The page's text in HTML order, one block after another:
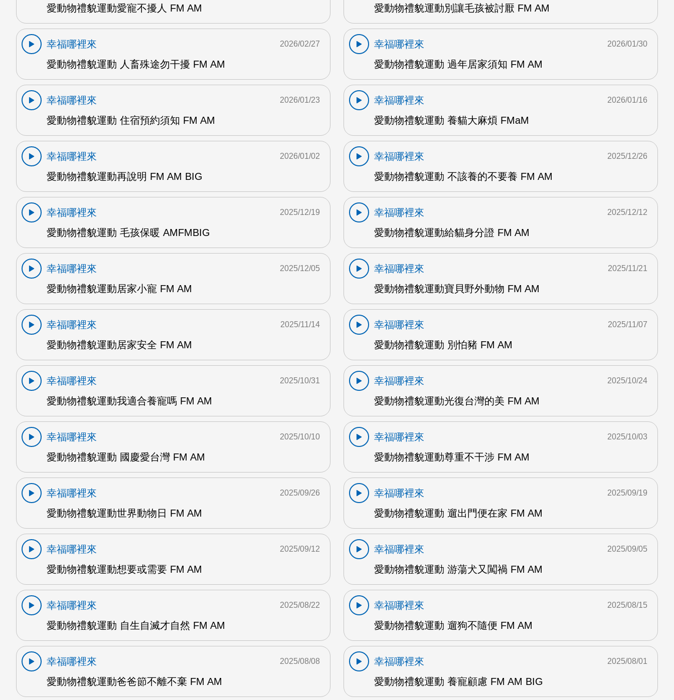
愛動物禮貌運動愛寵不擾人 FM AM
愛動物禮貌運動別讓毛孩被討厭 FM AM
幸福哪裡來
愛動物禮貌運動 人畜殊途勿干擾 FM AM
2026/02/27
幸福哪裡來
愛動物禮貌運動 過年居家須知 FM AM
2026/01/30
幸福哪裡來
愛動物禮貌運動 住宿預約須知 FM AM
2026/01/23
幸福哪裡來
愛動物禮貌運動 養貓大麻煩 FMaM
2026/01/16
幸福哪裡來
愛動物禮貌運動再說明 FM AM BIG
2026/01/02
幸福哪裡來
愛動物禮貌運動 不該養的不要養 FM AM
2025/12/26
幸福哪裡來
愛動物禮貌運動 毛孩保暖 AMFMBIG
2025/12/19
幸福哪裡來
愛動物禮貌運動給貓身分證 FM AM
2025/12/12
幸福哪裡來
愛動物禮貌運動居家小寵 FM AM
2025/12/05
幸福哪裡來
愛動物禮貌運動寶貝野外動物 FM AM
2025/11/21
幸福哪裡來
愛動物禮貌運動居家安全 FM AM
2025/11/14
幸福哪裡來
愛動物禮貌運動 別怕豬 FM AM
2025/11/07
幸福哪裡來
愛動物禮貌運動我適合養寵嗎 FM AM
2025/10/31
幸福哪裡來
愛動物禮貌運動光復台灣的美 FM AM
2025/10/24
幸福哪裡來
愛動物禮貌運動 國慶愛台灣 FM AM
2025/10/10
幸福哪裡來
愛動物禮貌運動尊重不干涉 FM AM
2025/10/03
幸福哪裡來
愛動物禮貌運動世界動物日 FM AM
2025/09/26
幸福哪裡來
愛動物禮貌運動 遛出門便在家 FM AM
2025/09/19
幸福哪裡來
愛動物禮貌運動想要或需要 FM AM
2025/09/12
幸福哪裡來
愛動物禮貌運動 游蕩犬又闖禍 FM AM
2025/09/05
幸福哪裡來
愛動物禮貌運動 自生自滅才自然 FM AM
2025/08/22
幸福哪裡來
愛動物禮貌運動 遛狗不隨便 FM AM
2025/08/15
幸福哪裡來
愛動物禮貌運動爸爸節不離不棄 FM AM
2025/08/08
幸福哪裡來
愛動物禮貌運動 養寵顧慮 FM AM BIG
2025/08/01